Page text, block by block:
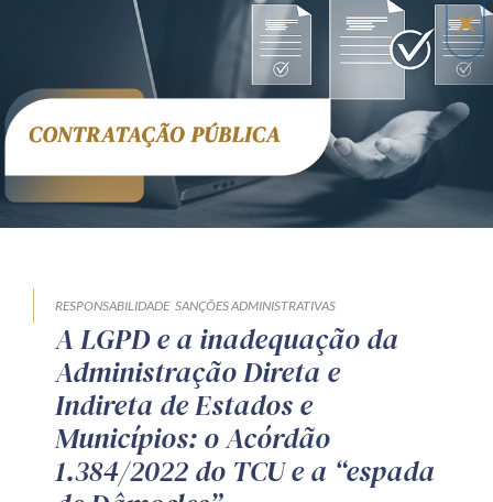
RESPONSABILIDADE SANÇÕES ADMINISTRATIVAS
A LGPD e a inadequação da
Administração Direta e
Indireta de Estados e
Municípios: o Acórdão
1.384/2022 do TCU e a “espada